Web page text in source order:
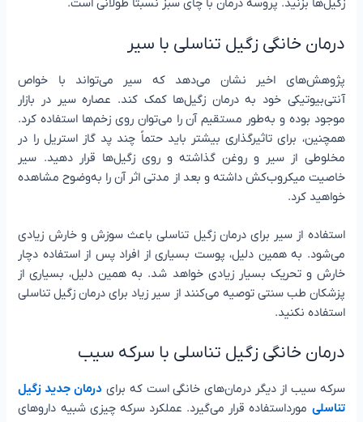
زگیل‌ها بزنید. پروسه درمان با چای سبز نسبتاً طولانی است.
درمان خانگی زگیل تناسلی با سیر
پژوهش‌های اخیر نشان می‌دهد که سیر می‌تواند با خواص
آنتی‌بیوتیکی خود به درمان زگیل‌ها کمک کند. عصاره سیر در بازار
موجود بوده و به‌طور مستقیم آن را می‌توان روی زخم‌ها استفاده کرد.
همچنین، برای تاثیرگذاری بیشتر باید حتماً چند پد گاز استریل را در
مخلوطی از سیر و روغن گذاشته و روی زگیل‌ها قرار دهید. سیر
خاصیت میکروب‌کش داشته و بعد از مدتی اثر آن را به‌وضوح مشاهده
خواهید کرد.
استفاده از سیر برای درمان زگیل تناسلی باعث سوزش و خارش زیادی
می‌شود. به همین دلیل، پوست بسیاری از افراد پس از استفاده دچار
خارش و تحریک بسیار زیادی خواهد شد. به همین دلیل، بسیاری از
پزشکان طب سنتی توصیه می‌کنند از سیر زیاد برای درمان زگیل تناسلی
استفاده نکنید.
درمان خانگی زگیل تناسلی با سرکه سیب
سرکه سیب از دیگر درمان‌های خانگی است که برای درمان جدید زگیل
تناسلی مورداستفاده قرار می‌گیرد. عملکرد سرکه چیزی شبیه داروهای